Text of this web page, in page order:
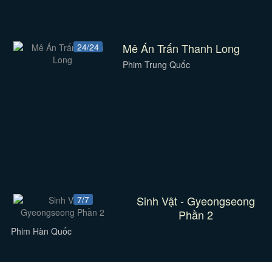
24/24 Mê Án Trấn Thanh Long
Phim Trung Quốc
7/7
Sinh Vật - Gyeongseong
Phần 2
Phim Hàn Quốc